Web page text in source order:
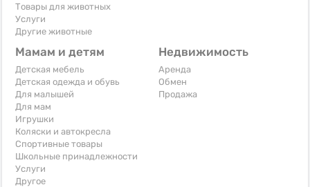
Товары для животных
Услуги
Другие животные
Мамам и детям
Детская мебель
Детская одежда и обувь
Для малышей
Для мам
Игрушки
Коляски и автокресла
Спортивные товары
Школьные принадлежности
Услуги
Другое
Недвижимость
Аренда
Обмен
Продажа